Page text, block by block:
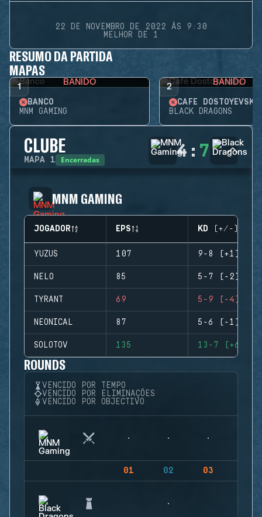
22 DE NOVEMBRO DE 2022 ÀS 9:30
MELHOR DE 1
RESUMO DA PARTIDA
MAPAS
1 BANIDO
BANCO
MNM GAMING
2 BANIDO
CAFÉ DOSTOYEVSKY
BLACK DRAGONS
CLUBE
MAPA 1 Encerradas 4 : 7
MNM GAMING
JOGADOR EPS KD (+/-)
YUZUS 107 9-8 (+1)
NELO 85 5-7 (-2)
TYRANT 69 5-9 (-4)
NEONICAL 87 5-6 (-1)
SOLOTOV 135 13-7 (+6)
ROUNDS
VENCIDO POR TEMPO
VENCIDO POR ELIMINAÇÕES
VENCIDO POR OBJECTIVO
01 02 03